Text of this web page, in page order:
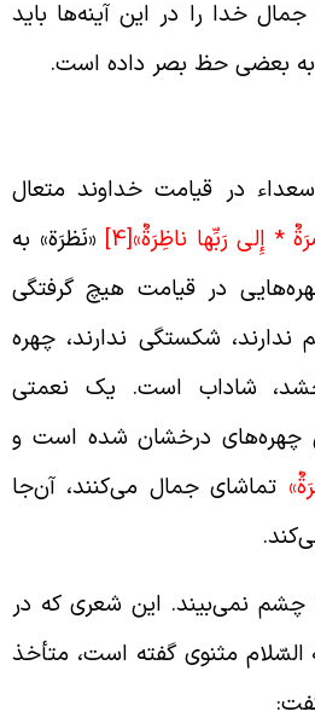
خدا را در این آینه‌ها باید
بعضی حظ بصر داده است.
در قیامت خداوند متعال
إِلى‏ رَبِّها ناظِرَةٌ»[4]
«نَظرَة» به
در قیامت هیچ گرفتگی
ندارند، شکستگی ندارند، چهره
شاداب است. یک نعمتی
درخشان شده است و
تماشای جمال می‌کنند، آن‌جا
نمی‌بیند. این شعری که در
مثنوی گفته است، متأخذ